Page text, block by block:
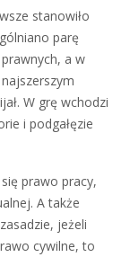
stanowiło
parę
a w
W grę wchodzi
i podgałęzie
prawo pracy,
A także
jeżeli
cywilne, to